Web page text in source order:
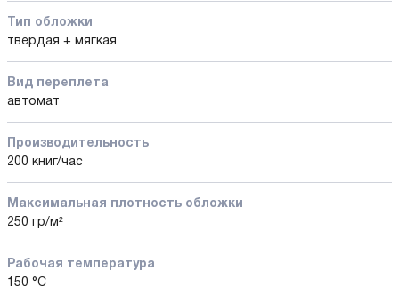
Тип обложки
твердая + мягкая
Вид переплета
автомат
Производительность
200 книг/час
Максимальная плотность обложки
250 гр/м²
Рабочая температура
150 °С